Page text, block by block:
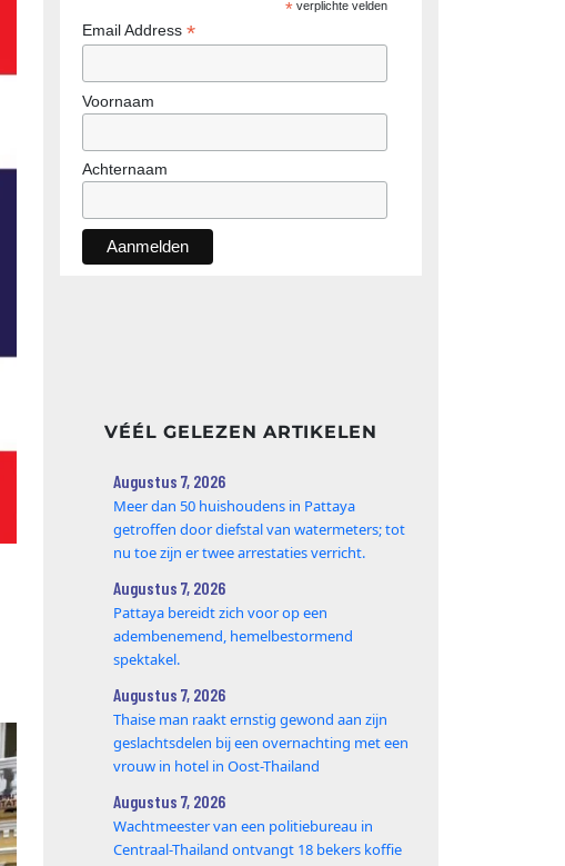
*verplichte velden
Email Address *
Voornaam
Achternaam
VÉÉL GELEZEN ARTIKELEN
Augustus 7, 2026
Meer dan 50 huishoudens in Pattaya
getroffen door diefstal van watermeters; tot
nu toe zijn er twee arrestaties verricht.
Augustus 7, 2026
Pattaya bereidt zich voor op een
adembenemend, hemelbestormend
spektakel.
Augustus 7, 2026
Thaise man raakt ernstig gewond aan zijn
geslachtsdelen bij een overnachting met een
vrouw in hotel in Oost-Thailand
Augustus 7, 2026
Wachtmeester van een politiebureau in
Centraal-Thailand ontvangt 18 bekers koffie